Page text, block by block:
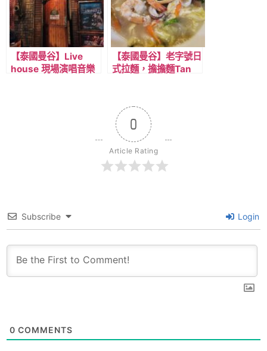
羅站
【泰國曼谷】Live
house 現場演唱音樂
【泰國曼谷】老字號日
式拉麵，擔擔麵Tan
澎蓬站，無限回訪的愛
店！ 0
Article Rating
Subscribe Login
0 COMMENTS